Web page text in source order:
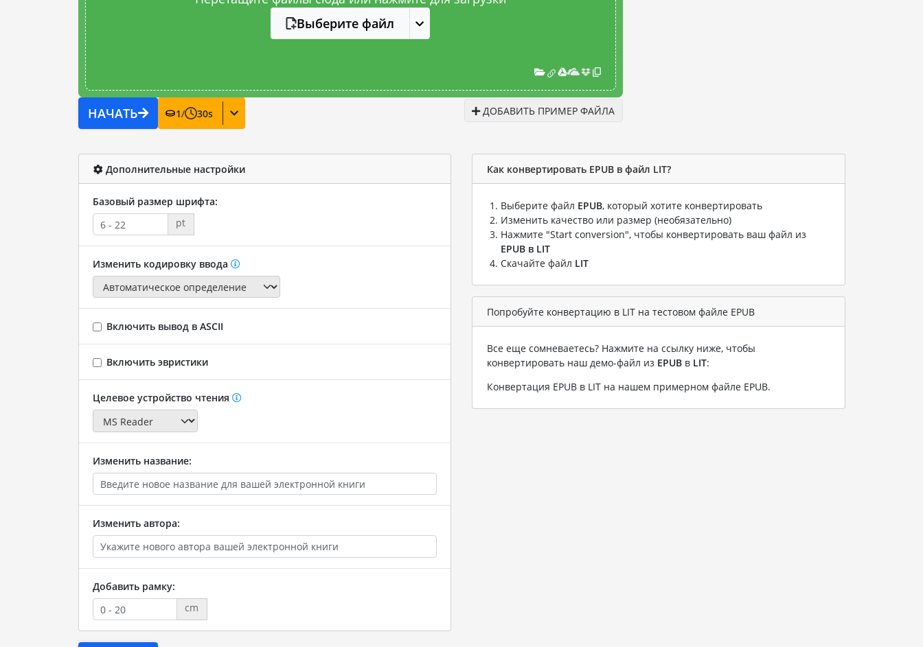
Выберите файл
НАЧАТЬ 1/ 30s ДОБАВИТЬ ПРИМЕР ФАЙЛА
Дополнительные настройки
Базовый размер шрифта:
pt
Изменить кодировку ввода
Включить вывод в ASCII
Включить эвристики
Целевое устройство чтения
Изменить название:
Изменить автора:
Добавить рамку:
cm
Как конвертировать EPUB в файл LIT?
Выберите файл EPUB, который хотите конвертировать
Изменить качество или размер (необязательно)
Нажмите "Start conversion", чтобы конвертировать ваш файл из
EPUB в LIT
Скачайте файл LIT
Попробуйте конвертацию в LIT на тестовом файле EPUB
Все еще сомневаетесь? Нажмите на ссылку ниже, чтобы
конвертировать наш демо-файл из EPUB в LIT:
Конвертация EPUB в LIT на нашем примерном файле EPUB.